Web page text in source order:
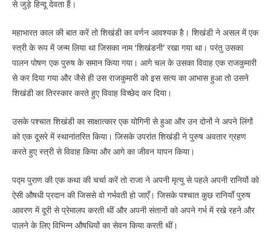
से जुड़े हिन्दू देवता हैं।
महाभारत काल की बात करें तो शिखंडी का वर्णन आवश्यक है। शिखंडी ने असल में एक
स्त्री के रूप में जन्म लिया था जिसका नाम ‘शिखंडनी’ रखा गया था। परंतु उसका
पालन पोषण एक पुरुष के समान किया गया। आगे चल के उसका विवाह एक राजकुमारी
से कर दिया गया और जैसे ही उस राजकुमारी को इस सत्य का आभास हुआ तो उसने
शिखंडी का तिरस्कार करते हुए विवाह विच्छेद कर दिया।
उसके पश्चात शिखंडी का साक्षात्कार एक योगिनी से हुआ और उन दोनों ने अपने लिंगों
को एक दूसरे में स्थानांतरित किया। जिसके उपरांत शिखंडी ने पुरुष अवतार ग्रहण
करते हुए स्त्री से विवाह किया और आगे का जीवन यापन किया।
पद्म पुराण की एक कथा की चर्चा करें तो राजा ने अपनी मृत्यु से पहले अपनी रानियों को
ऐसी औषधी प्रदान की जिससे वो गर्भवती हो जाएँ। जिसके पश्चात कुछ रानियाँ पुरुष
आवरण में दूरी से प्रेमालप करती थीं और अपनी संतानों को अपने गर्भ में रखे रहने और
पालने के लिए विभिन्न औषधियों का सेवन किया करती थीं।